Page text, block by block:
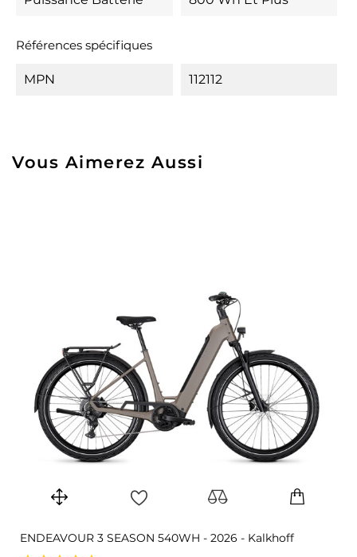
Références spécifiques
MPN 112112
Vous Aimerez Aussi
ENDEAVOUR 3 SEASON 540WH - 2026 - Kalkhoff